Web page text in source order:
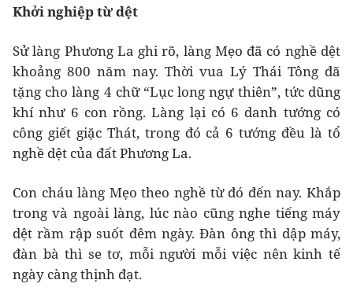
Khởi nghiệp từ dệt
Sử làng Phương La ghi rõ, làng Mẹo đã có nghề dệt
khoảng 800 năm nay. Thời vua Lý Thái Tông đã
tặng cho làng 4 chữ “Lục long ngự thiên”, tức dũng
khí như 6 con rồng. Làng lại có 6 danh tướng có
công giết giặc Thát, trong đó cả 6 tướng đều là tổ
nghề dệt của đất Phương La.
Con cháu làng Mẹo theo nghề từ đó đến nay. Khắp
trong và ngoài làng, lúc nào cũng nghe tiếng máy
dệt rầm rập suốt đêm ngày. Đàn ông thì dập máy,
đàn bà thì se tơ, mỗi người mỗi việc nên kinh tế
ngày càng thịnh đạt.